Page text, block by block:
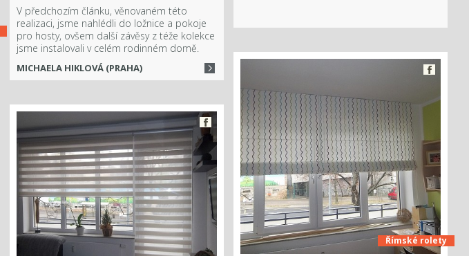
V předchozím článku, věnovaném této
realizaci, jsme nahlédli do ložnice a pokoje
pro hosty, ovšem další závěsy z téže kolekce
jsme instalovali v celém rodinném domě.
MICHAELA HIKLOVÁ (PRAHA)
Římské rolety